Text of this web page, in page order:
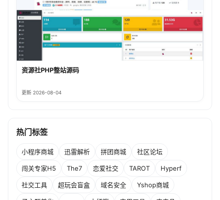
资源社PHP整站源码
更新 2026-08-04
热门标签
小程序商城 迅雷解析 拼团商城 社区论坛
闯关专家H5 The7 恋爱社交 TAROT Hyperf
社交工具 超玩会盲盒 域名安全 Yshop商城